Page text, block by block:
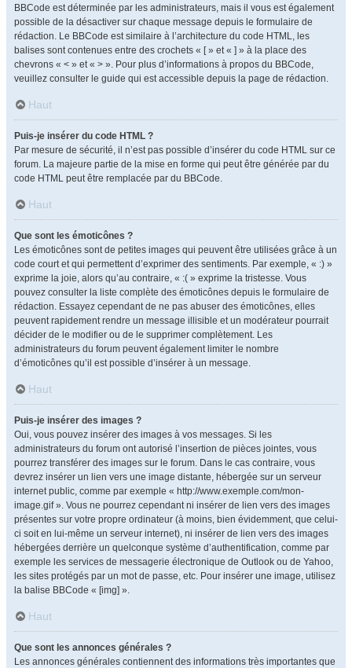
BBCode est déterminée par les administrateurs, mais il vous est également
possible de la désactiver sur chaque message depuis le formulaire de
rédaction. Le BBCode est similaire à l’architecture du code HTML, les
balises sont contenues entre des crochets « [ » et « ] » à la place des
chevrons « < » et « > ». Pour plus d’informations à propos du BBCode,
veuillez consulter le guide qui est accessible depuis la page de rédaction.
Haut
Puis-je insérer du code HTML ?
Par mesure de sécurité, il n’est pas possible d’insérer du code HTML sur ce
forum. La majeure partie de la mise en forme qui peut être générée par du
code HTML peut être remplacée par du BBCode.
Haut
Que sont les émoticônes ?
Les émoticônes sont de petites images qui peuvent être utilisées grâce à un
code court et qui permettent d’exprimer des sentiments. Par exemple, « :) »
exprime la joie, alors qu’au contraire, « :( » exprime la tristesse. Vous
pouvez consulter la liste complète des émoticônes depuis le formulaire de
rédaction. Essayez cependant de ne pas abuser des émoticônes, elles
peuvent rapidement rendre un message illisible et un modérateur pourrait
décider de le modifier ou de le supprimer complètement. Les
administrateurs du forum peuvent également limiter le nombre
d’émoticônes qu’il est possible d’insérer à un message.
Haut
Puis-je insérer des images ?
Oui, vous pouvez insérer des images à vos messages. Si les
administrateurs du forum ont autorisé l’insertion de pièces jointes, vous
pourrez transférer des images sur le forum. Dans le cas contraire, vous
devrez insérer un lien vers une image distante, hébergée sur un serveur
internet public, comme par exemple « http://www.exemple.com/mon-
image.gif ». Vous ne pourrez cependant ni insérer de lien vers des images
présentes sur votre propre ordinateur (à moins, bien évidemment, que celui-
ci soit en lui-même un serveur internet), ni insérer de lien vers des images
hébergées derrière un quelconque système d’authentification, comme par
exemple les services de messagerie électronique de Outlook ou de Yahoo,
les sites protégés par un mot de passe, etc. Pour insérer une image, utilisez
la balise BBCode « [img] ».
Haut
Que sont les annonces générales ?
Les annonces générales contiennent des informations très importantes que